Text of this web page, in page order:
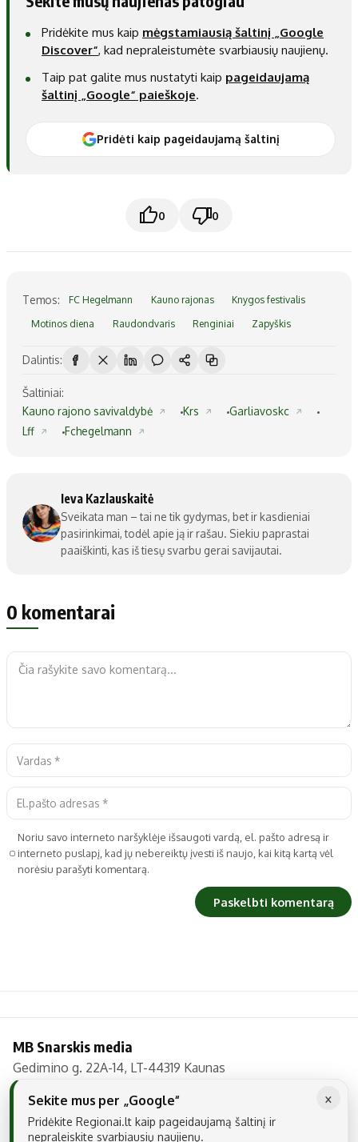
Pridėkite mus kaip mėgstamiausią šaltinį „Google
Discover“, kad nepraleistumėte svarbiausių naujienų.
Taip pat galite mus nustatyti kaip pageidaujamą
šaltinį „Google“ paieškoje.
Pridėti kaip pageidaujamą šaltinį
0 0
Temos: FC Hegelmann Kauno rajonas Knygos festivalis
Motinos diena Raudondvaris Renginiai Zapyškis
Dalintis:
Šaltiniai:
Kauno rajono savivaldybė
Krs
Garliavoskc
Lff
Fchegelmann
Ieva Kazlauskaitė
Sveikata man – tai ne tik gydymas, bet ir kasdieniai
pasirinkimai, todėl apie ją ir rašau. Siekiu paprastai
paaiškinti, kas iš tiesų svarbu gerai savijautai.
0 komentarai
Noriu savo interneto naršyklėje išsaugoti vardą, el. pašto adresą ir
interneto puslapį, kad jų nebereiktų įvesti iš naujo, kai kitą kartą vėl
norėsiu parašyti komentarą.
MB Snarskis media
Gedimino g. 22A-14, LT-44319 Kaunas
Tel.: +370 606 17737
El. paštas: info@regionai.lt ×
Sekite mus per „Google“
Pridėkite Regionai.lt kaip pageidaujamą šaltinį ir
nepraleiskite svarbiausių naujienų.